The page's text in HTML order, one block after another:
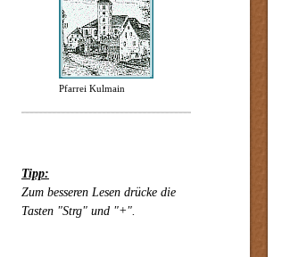
Pfarrei Kulmain
Tipp:
Zum besseren Lesen drücke die
Tasten "Strg" und "+".